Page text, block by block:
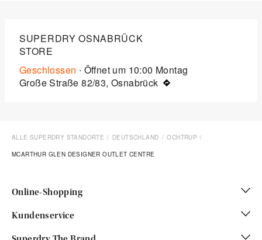
SUPERDRY OSNABRÜCK
STORE
Geschlossen ∙ Öffnet um 10:00 Montag
Große Straße 82/83, Osnabrück
ALLE SUPERDRY STANDORTE DEUTSCHLAND OCHTRUP
MCARTHUR GLEN DESIGNER OUTLET CENTRE
Online-Shopping
Kundenservice